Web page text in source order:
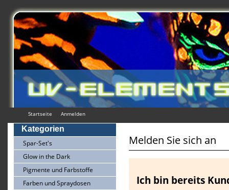
Startseite Anmelden
Kategorien
Spar-Set's
Glow in the Dark
Pigmente und Farbstoffe
Farben und Spraydosen
Melden Sie sich an
Ich bin bereits